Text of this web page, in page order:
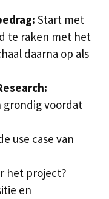
Start met
te raken met het
daarna op als
grondig voordat
use case van
het project?
en